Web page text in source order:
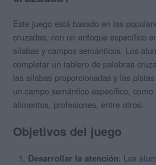
Este juego está basado en las
cruzadas, con un enfoque específico
sílabas y campos semánticos. Los
completar un tablero de palabras
las sílabas proporcionadas y las
un campo semántico específico, como
alimentos, profesiones, entre otros.
Objetivos del juego
Desarrollar la atención: Los